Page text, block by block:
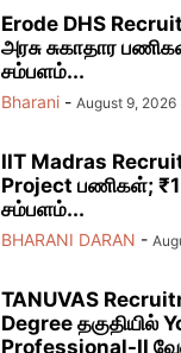
Erode DHS
அரசு சுகாதார
சம்பளம்...
Bharani - August 9, 2026
IIT Madras
Project பணிகள்;
சம்பளம்...
BHARANI DARAN -
TANUVAS
Degree தகுதியில்
Professional-II